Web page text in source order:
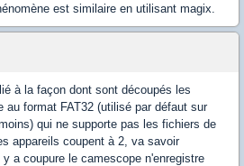
est similaire en utilisant magix.
à la façon dont sont découpés les
au format FAT32 (utilisé par défaut sur
qui ne supporte pas les fichiers de
appareils coupent à 2, va savoir
a coupure le camescope n'enregistre